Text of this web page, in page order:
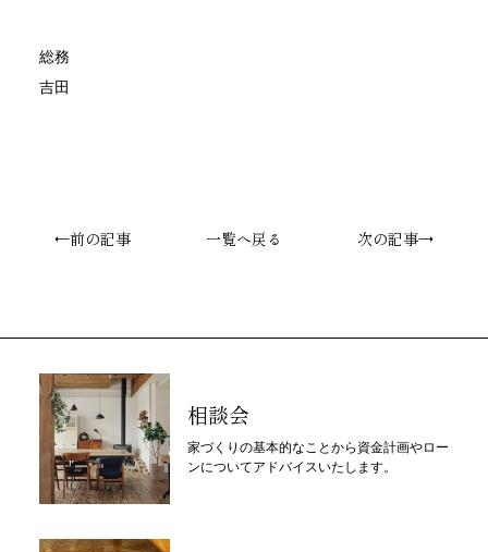
総務
吉田
←前の記事 一覧へ戻る 次の記事→
相談会
家づくりの基本的なことから資金計画やロー
ンについてアドバイスいたします。